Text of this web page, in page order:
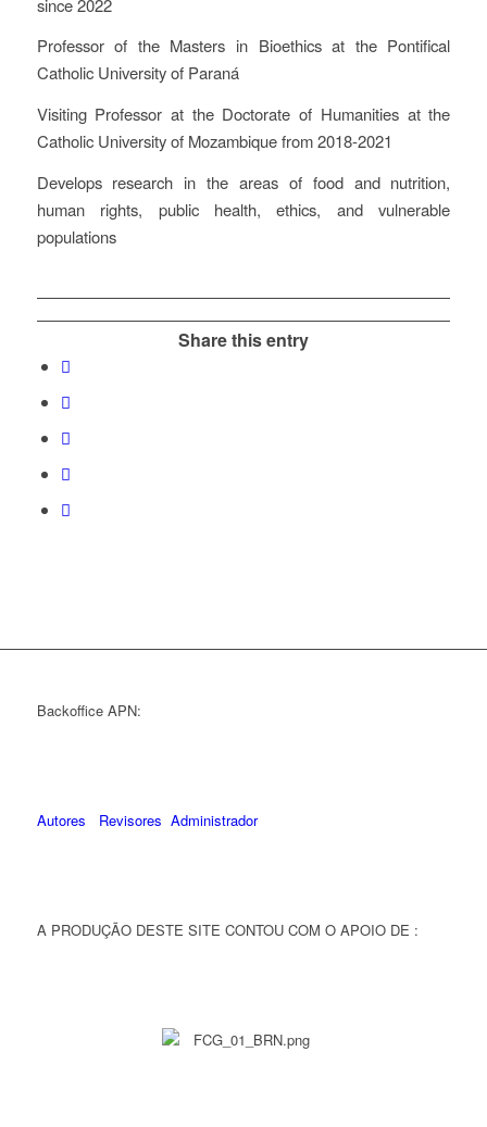
Professor of the Masters in Bioethics at the Pontifical
Catholic University of Paraná
Visiting Professor at the Doctorate of Humanities at the
Catholic University of Mozambique from 2018-2021
Develops research in the areas of food and nutrition,
human rights, public health, ethics, and vulnerable
populations
Share this entry
Backoffice APN:
Autores Revisores Administrador
A PRODUÇÃO DESTE SITE CONTOU COM O APOIO DE :